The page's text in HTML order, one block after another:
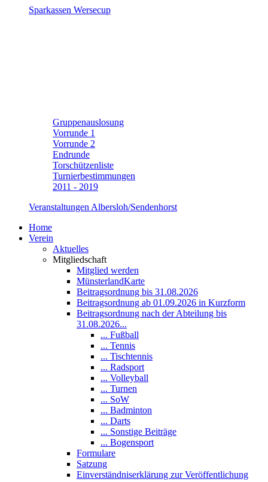
Sparkassen Wersecup
Gruppenauslosung
Vorrunde 1
Vorrunde 2
Endrunde
Torschützenliste
Turnierbestimmungen
2011 - 2019
Veranstaltungen Albersloh/Sendenhorst
Home
Verein
Aktuelles
Mitgliedschaft
Mitglied werden
MünsterlandKarte
Beitragsordnung bis 31.08.2026
Beitragsordnung ab 01.09.2026 in Kurzform
Beitragsordnung nach der Abteilung bis
31.08.2026...
... Fußball
... Tennis
... Tischtennis
... Radsport
... Volleyball
... Turnen
... SoW
... Badminton
... Darts
... Sonstige Beiträge
... Bogensport
Formulare
Satzung
Einverständniserklärung zur Veröffentlichung